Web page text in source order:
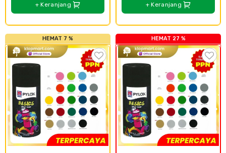
+ Keranjang + Keranjang
HEMAT 7 % HEMAT 27 %